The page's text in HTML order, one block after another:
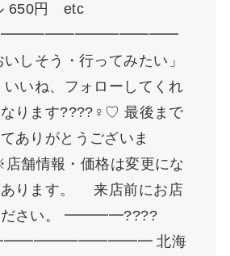
650円 etc
そう・行ってみたい」
いいね、フォローしてくれ
なります????‍♀️♡ 最後まで
ありがとうございま
舗情報・価格は変更にな
あります。 来店前にお店
ださい。 ━━━━????
北海